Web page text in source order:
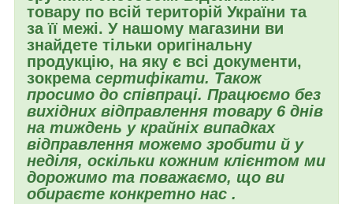
товару по всій територій України та
за її межі. У нашому магазини ви
знайдете тільки оригінальну
продукцію, на яку є всі документи,
зокрема сертифікати. Також
просимо до співпраці. Працюємо без
вихідних відправлення товару 6 днів
на тиждень у крайніх випадках
відправлення можемо зробити й у
неділя, оскільки кожним клієнтом ми
дорожимо та поважаємо, що ви
обираєте конкретно нас .